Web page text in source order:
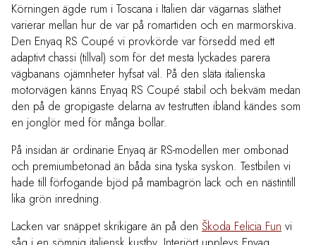
Körningen ägde rum i Toscana i Italien där vägarnas släthet
varierar mellan hur de var på romartiden och en marmorskiva.
Den Enyaq RS Coupé vi provkörde var försedd med ett
adaptivt chassi (tillval) som för det mesta lyckades parera
vägbanans ojämnheter hyfsat väl. På den släta italienska
motorvägen känns Enyaq RS Coupé stabil och bekväm medan
den på de gropigaste delarna av testrutten ibland kändes som
en jonglör med för många bollar.
På insidan är ordinarie Enyaq är RS-modellen mer ombonad
och premiumbetonad än båda sina tyska syskon. Testbilen vi
hade till förfogande bjöd på mambagrön lack och en nästintill
lika grön inredning.
Lacken var snäppet skrikigare än på den Škoda Felicia Fun vi